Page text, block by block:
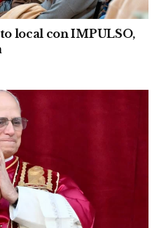
local con IMPULSO,